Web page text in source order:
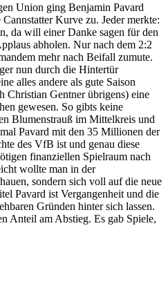
Union ging Benjamin Pavard
Kurve zu. Jeder merkte:
da will einer Danke sagen für den
abholen. Nur nach dem 2:2
mehr nach Beifall zumute.
nun durch die Hintertür
alles andere als gute Saison
Christian Gentner übrigens) eine
gewesen. So gibts keine
Blumenstrauß im Mittelkreis und
Pavard mit den 35 Millionen der
des VfB ist und genau diese
finanziellen Spielraum nach
wollte man in der
sondern sich voll auf die neue
Pavard ist Vergangenheit und die
Gründen hinter sich lassen.
Anteil am Abstieg. Es gab Spiele,